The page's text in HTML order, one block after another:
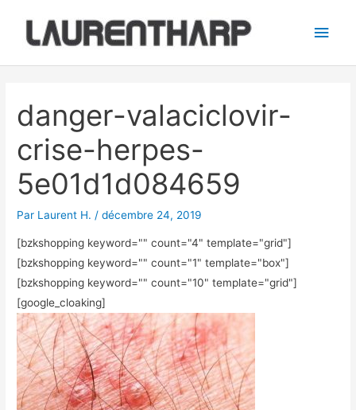
contenu
danger-valaciclovir-
crise-herpes-
5e01d1d084659
Par Laurent H. /décembre 24, 2019
[bzkshopping keyword="" count="4" template="grid"]
[bzkshopping keyword="" count="1" template="box"]
[bzkshopping keyword="" count="10" template="grid"]
[google_cloaking]
articles